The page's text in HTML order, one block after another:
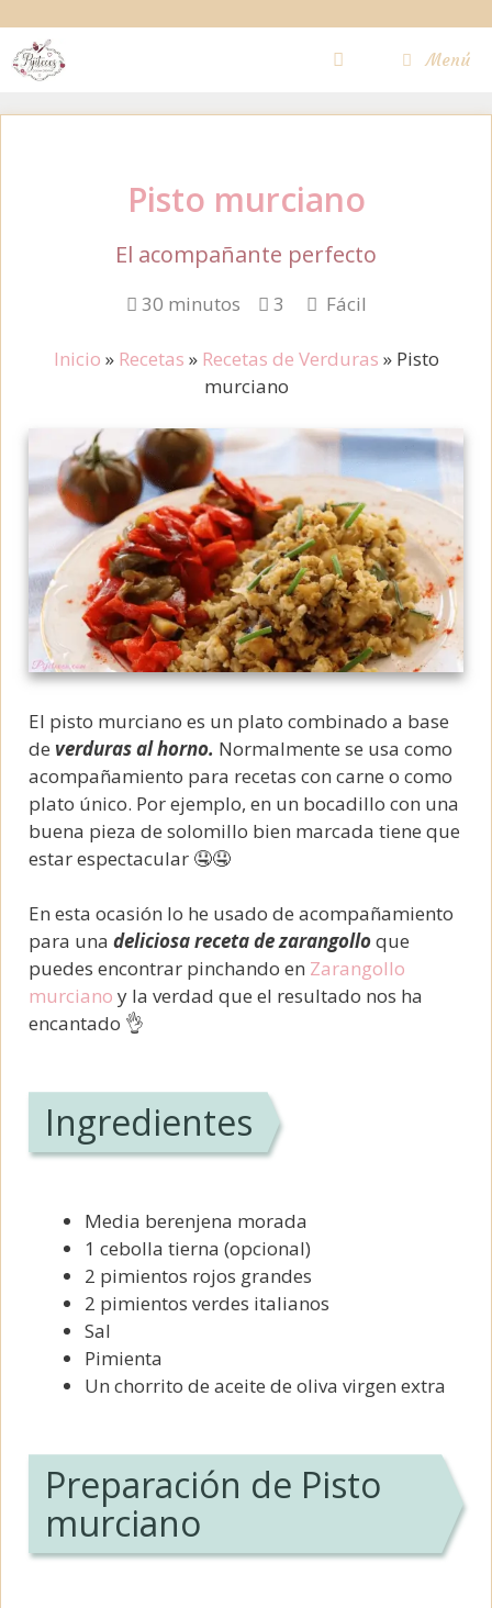
contenido
Menú
Pisto murciano
El acompañante perfecto
30 minutos 3 Fácil
Inicio » Recetas » Recetas de Verduras » Pisto
murciano
El pisto murciano es un plato combinado a base
de verduras al horno. Normalmente se usa como
acompañamiento para recetas con carne o como
plato único. Por ejemplo, en un bocadillo con una
buena pieza de solomillo bien marcada tiene que
estar espectacular 🤤🤤
En esta ocasión lo he usado de acompañamiento
para una deliciosa receta de zarangolloque
puedes encontrar pinchando en Zarangollo
murciano y la verdad que el resultado nos ha
encantado 👌
Ingredientes
Media berenjena morada
1 cebolla tierna (opcional)
2 pimientos rojos grandes
2 pimientos verdes italianos
Sal
Pimienta
Un chorrito de aceite de oliva virgen extra
Preparación de Pisto
murciano